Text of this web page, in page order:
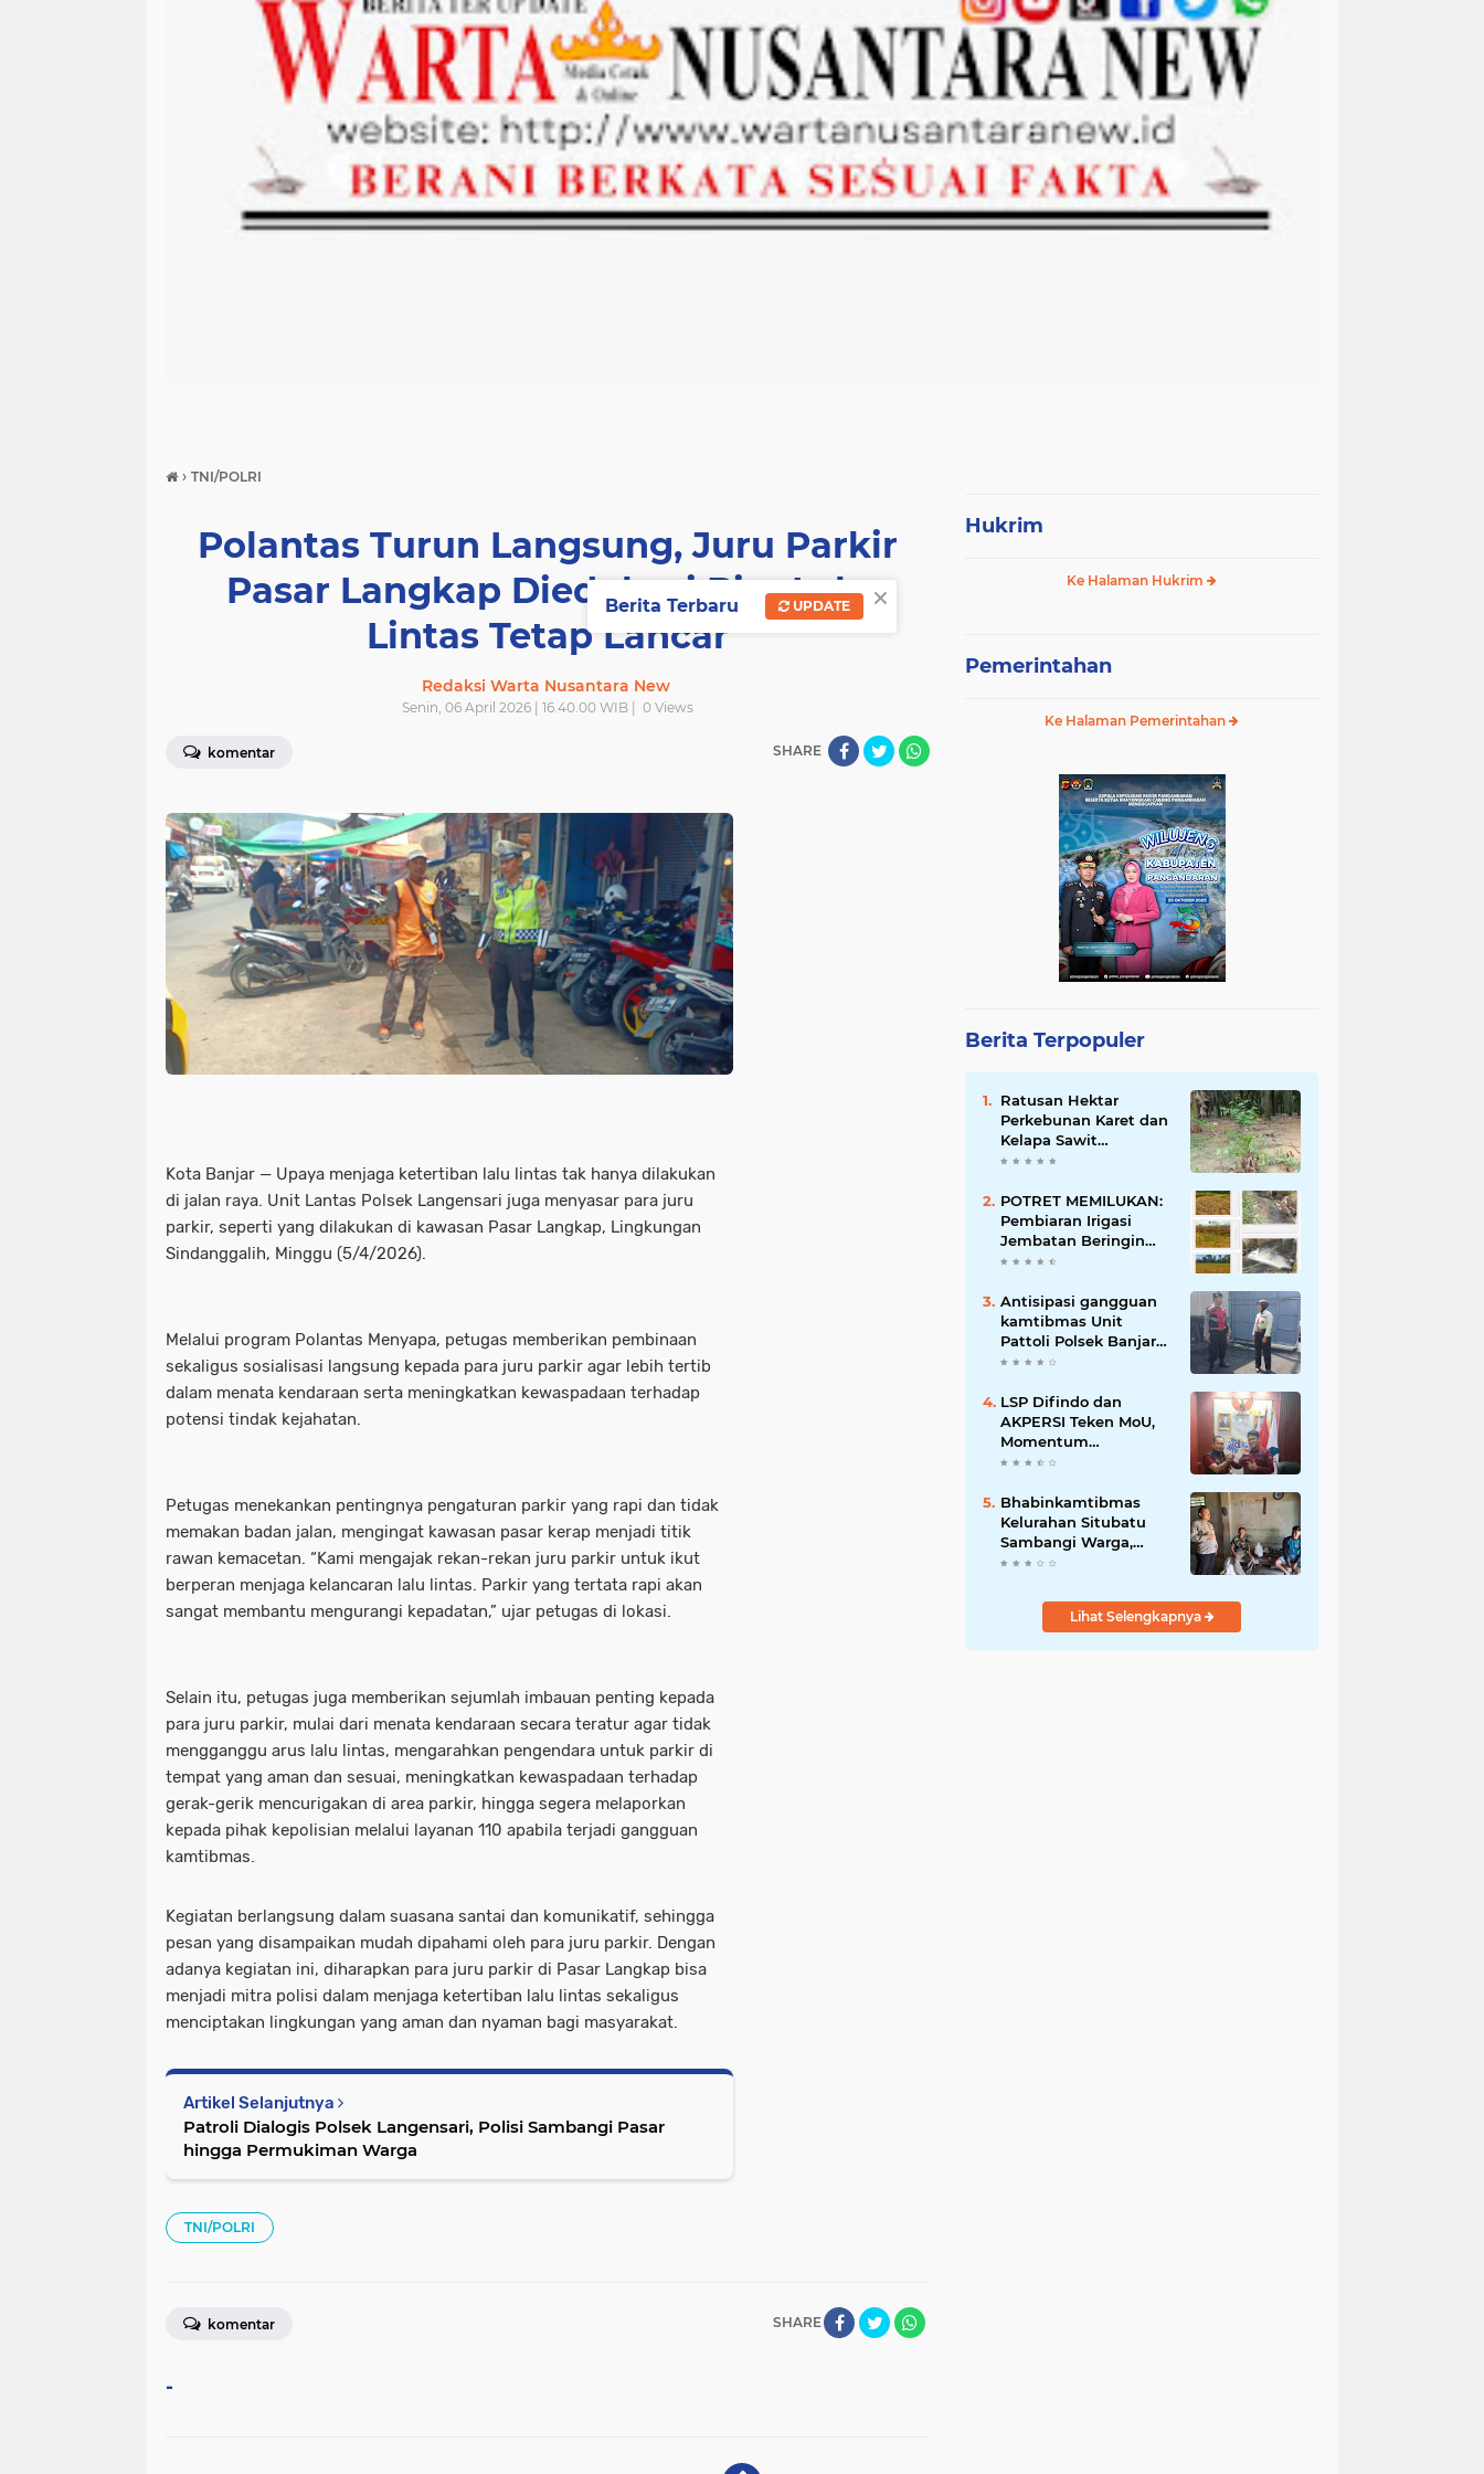
› TNI/POLRI
Polantas Turun Langsung, Juru Parkir
Pasar Langkap Diedukasi Biar Lalu
Lintas Tetap Lancar
Redaksi Warta Nusantara New
Senin, 06 April 2026 | 16.40.00 WIB | 0 Views
komentar SHARE
Kota Banjar — Upaya menjaga ketertiban lalu lintas tak hanya dilakukan
di jalan raya. Unit Lantas Polsek Langensari juga menyasar para juru
parkir, seperti yang dilakukan di kawasan Pasar Langkap, Lingkungan
Sindanggalih, Minggu (5/4/2026).
Melalui program Polantas Menyapa, petugas memberikan pembinaan
sekaligus sosialisasi langsung kepada para juru parkir agar lebih tertib
dalam menata kendaraan serta meningkatkan kewaspadaan terhadap
potensi tindak kejahatan.
Petugas menekankan pentingnya pengaturan parkir yang rapi dan tidak
memakan badan jalan, mengingat kawasan pasar kerap menjadi titik
rawan kemacetan. “Kami mengajak rekan-rekan juru parkir untuk ikut
berperan menjaga kelancaran lalu lintas. Parkir yang tertata rapi akan
sangat membantu mengurangi kepadatan,” ujar petugas di lokasi.
Selain itu, petugas juga memberikan sejumlah imbauan penting kepada
para juru parkir, mulai dari menata kendaraan secara teratur agar tidak
mengganggu arus lalu lintas, mengarahkan pengendara untuk parkir di
tempat yang aman dan sesuai, meningkatkan kewaspadaan terhadap
gerak-gerik mencurigakan di area parkir, hingga segera melaporkan
kepada pihak kepolisian melalui layanan 110 apabila terjadi gangguan
kamtibmas.
Kegiatan berlangsung dalam suasana santai dan komunikatif, sehingga
pesan yang disampaikan mudah dipahami oleh para juru parkir. Dengan
adanya kegiatan ini, diharapkan para juru parkir di Pasar Langkap bisa
menjadi mitra polisi dalam menjaga ketertiban lalu lintas sekaligus
menciptakan lingkungan yang aman dan nyaman bagi masyarakat.
Artikel Selanjutnya
Patroli Dialogis Polsek Langensari, Polisi Sambangi Pasar
hingga Permukiman Warga
TNI/POLRI
SHARE
komentar
-
Hukrim
Ke Halaman Hukrim
Pemerintahan
Ke Halaman Pemerintahan
Berita Terpopuler
Ratusan Hektar
Perkebunan Karet dan
Kelapa Sawit
terendam banjir
POTRET MEMILUKAN:
Pembiaran Irigasi
Jembatan Beringin
Pagar Alam Berujung
Antisipasi gangguan
kamtibmas Unit
Pattoli Polsek Banjar
melaksanakan patroli
keramaian di wilayah
hukum
LSP Difindo dan
AKPERSI Teken MoU,
Momentum
Kebangkitan
Jurnalis Nasional
Bhabinkamtibmas
Kelurahan Situbatu
Sambangi Warga,
Perkuat Silaturahmi
Wilayah
Lihat Selengkapnya
×
Berita Terbaru UPDATE